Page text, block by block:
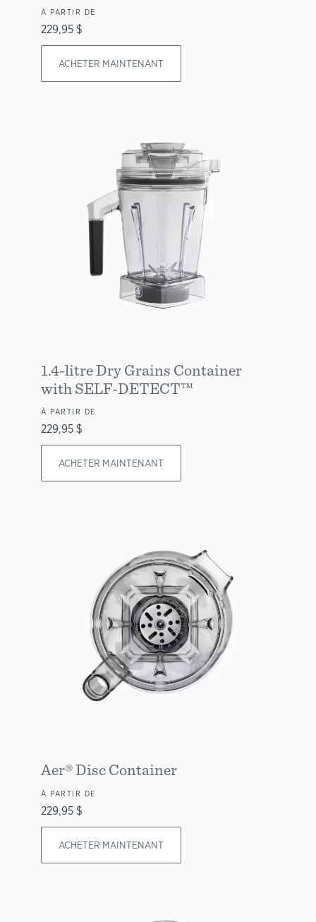
À PARTIR DE
229,95 $
ACHETER MAINTENANT
1.4-litre Dry Grains Container
with SELF-DETECT™
À PARTIR DE
229,95 $
ACHETER MAINTENANT
Aer® Disc Container
À PARTIR DE
229,95 $
ACHETER MAINTENANT